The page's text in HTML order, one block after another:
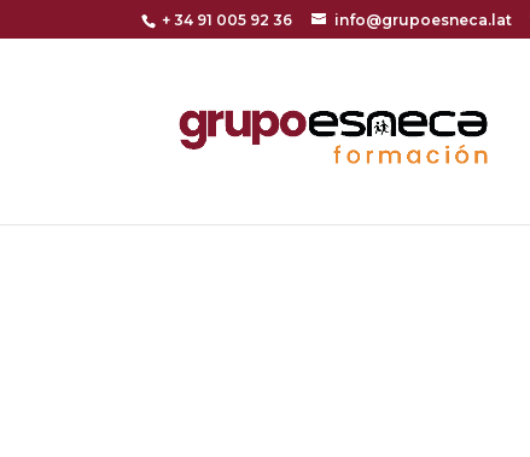
+ 34 91 005 92 36 info@grupoesneca.lat